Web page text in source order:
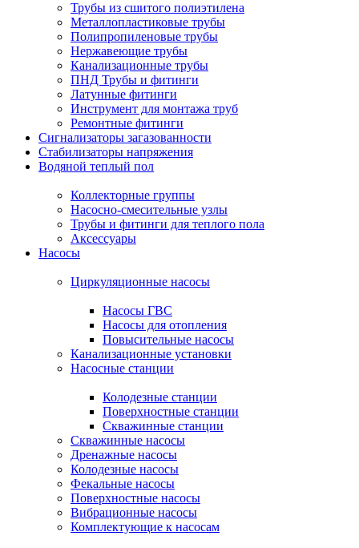
Трубы из сшитого полиэтилена
Металлопластиковые трубы
Полипропиленовые трубы
Нержавеющие трубы
Канализационные трубы
ПНД Трубы и фитинги
Латунные фитинги
Инструмент для монтажа труб
Ремонтные фитинги
Сигнализаторы загазованности
Стабилизаторы напряжения
Водяной теплый пол
Коллекторные группы
Насосно-смесительные узлы
Трубы и фитинги для теплого пола
Аксессуары
Насосы
Циркуляционные насосы
Насосы ГВС
Насосы для отопления
Повысительные насосы
Канализационные установки
Насосные станции
Колодезные станции
Поверхностные станции
Скважинные станции
Скважинные насосы
Дренажные насосы
Колодезные насосы
Фекальные насосы
Поверхностные насосы
Вибрационные насосы
Комплектующие к насосам